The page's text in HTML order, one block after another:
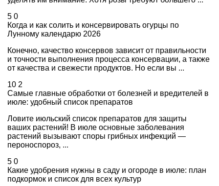
5 0
Когда и как солить и консервировать огурцы по
Лунному календарю 2026
Конечно, качество консервов зависит от правильности
и точности выполнения процесса консервации, а также
от качества и свежести продуктов. Но если вы ...
10 2
Самые главные обработки от болезней и вредителей в
июле: удобный список препаратов
Ловите июльский список препаратов для защиты
ваших растений! В июле основные заболевания
растений вызывают споры грибных инфекций —
пероноспороз, ...
5 0
Какие удобрения нужны в саду и огороде в июле: план
подкормок и список для всех культур